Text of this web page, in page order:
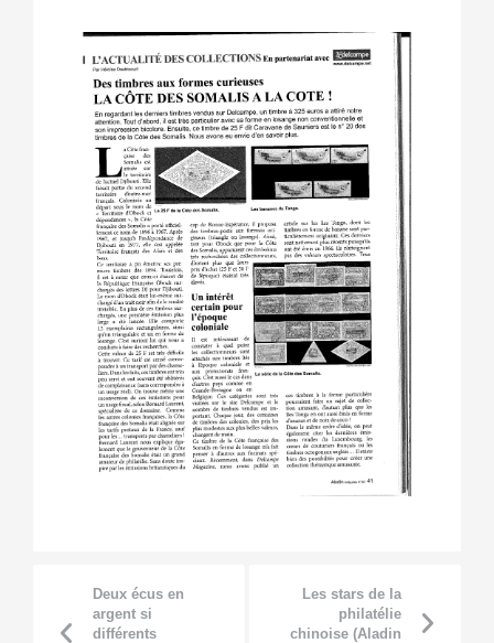
Deux écus en
argent si
différents
Les stars de la
philatélie
chinoise (Aladin